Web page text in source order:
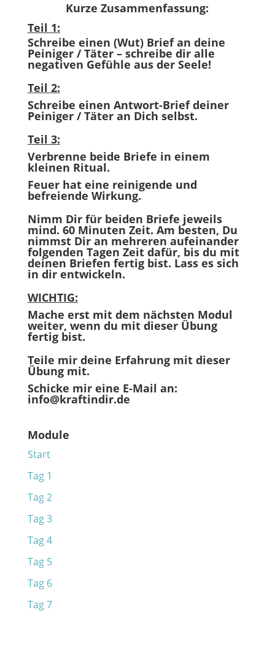
Kurze Zusammenfassung:
Teil 1:
Schreibe einen (Wut) Brief an deine
Peiniger / Täter – schreibe dir alle
negativen Gefühle aus der Seele!
Teil 2:
Schreibe einen Antwort-Brief deiner
Peiniger / Täter an Dich selbst.
Teil 3:
Verbrenne beide Briefe in einem
kleinen Ritual.
Feuer hat eine reinigende und
befreiende Wirkung.
Nimm Dir für beiden Briefe jeweils
mind. 60 Minuten Zeit. Am besten, Du
nimmst Dir an mehreren aufeinander
folgenden Tagen Zeit dafür, bis du mit
deinen Briefen fertig bist. Lass es sich
in dir entwickeln.
WICHTIG:
Mache erst mit dem nächsten Modul
weiter, wenn du mit dieser Übung
fertig bist.
Teile mir deine Erfahrung mit dieser
Übung mit.
Schicke mir eine E-Mail an:
info@kraftindir.de
Module
Start
Tag 1
Tag 2
Tag 3
Tag 4
Tag 5
Tag 6
Tag 7